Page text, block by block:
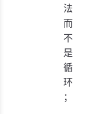
法
而
不
是
循
环
；